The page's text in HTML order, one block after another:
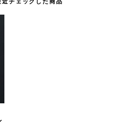
近チェックした商品